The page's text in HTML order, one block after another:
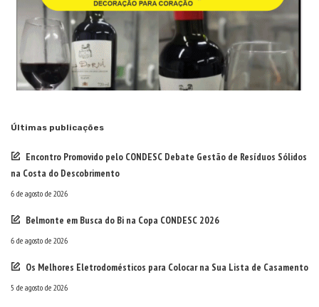
Últimas publicações
Encontro Promovido pelo CONDESC Debate Gestão de Resíduos Sólidos
na Costa do Descobrimento
6 de agosto de 2026
Belmonte em Busca do Bi na Copa CONDESC 2026
6 de agosto de 2026
Os Melhores Eletrodomésticos para Colocar na Sua Lista de Casamento
5 de agosto de 2026